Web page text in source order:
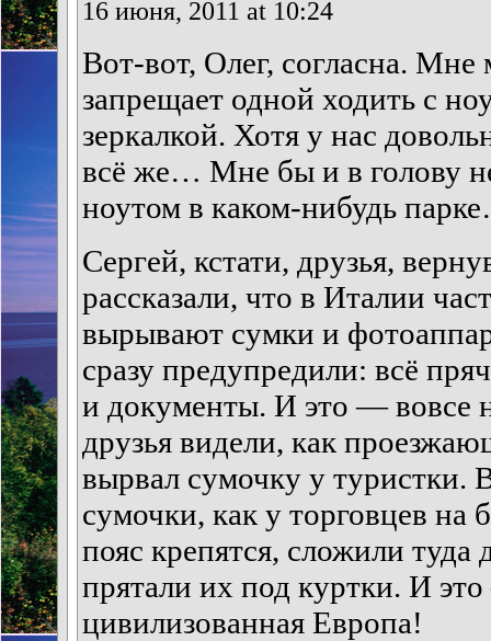
16 июня, 2011 at 10:24
Вот-вот, Олег, согласна.
запрещает одной ходить с
зеркалкой. Хотя у нас
всё же… Мне бы и в голову
ноутом в каком-нибудь
Сергей, кстати, друзья,
рассказали, что в Италии
вырывают сумки и
сразу предупредили: всё
и документы. И это — вовсе
друзья видели, как
вырвал сумочку у туристки.
сумочки, как у торговцев на
пояс крепятся, сложили
прятали их под куртки. И
цивилизованная Европа!